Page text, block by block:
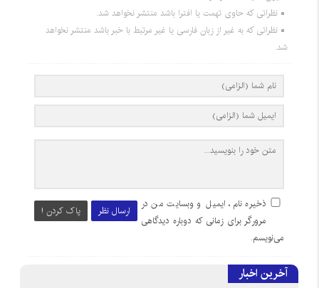
نظراتی که حاوی تهمت یا افترا باشد منتشر نخواهد شد.
نظراتی که به غیر از زبان فارسی یا غیر مرتبط با خبر باشد منتشر نخواهد
شد.
ارسال نظر پاک کردن !
ذخیره نام، ایمیل و وبسایت من در
مرورگر برای زمانی که دوباره دیدگاهی
می‌نویسم.
آخرین اخبار